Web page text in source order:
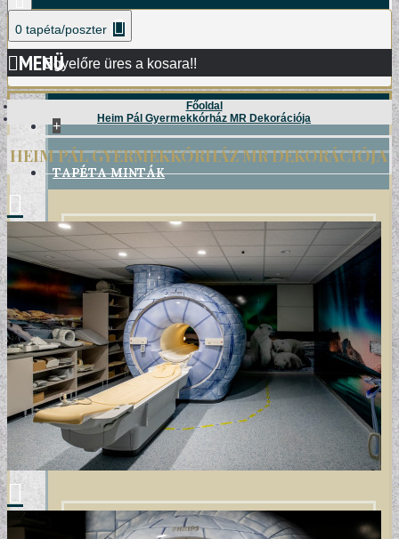
0 tapéta/poszter
Egyelőre üres a kosara!!
MENÜ
+
TAPÉTA MINTÁK
DAMASK TAPÉTÁK
DESIGN TAPÉTÁK
Főoldal
Heim Pál Gyermekkórház MR Dekorációja
HEIM PÁL GYERMEKKÓRHÁZ MR DEKORÁCIÓJA